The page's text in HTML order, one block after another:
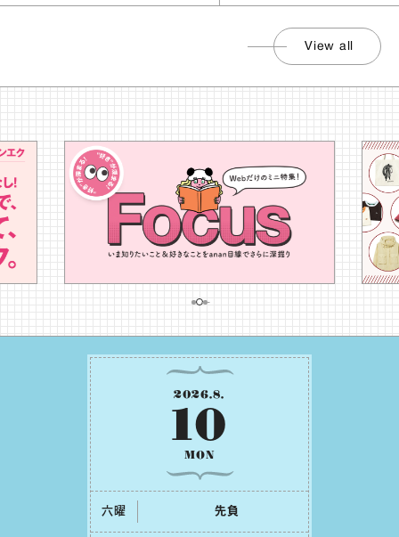
View all
2026.8.
10
MON
六曜 先負